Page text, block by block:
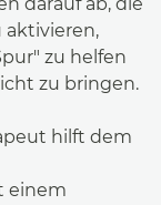
aktivieren,
zu helfen
zu bringen.
hilft dem
einem